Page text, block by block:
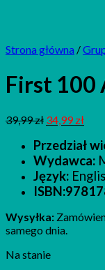
Strona główna /
First 100
39,99zł 34,99zł
Przedział
Wydawca:
Język:
Wysyłka:
samego dnia.
Na stanie